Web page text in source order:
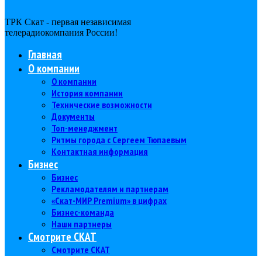
ТРК Скат - первая независимая
телерадиокомпания Роcсии!
Главная
О компании
О компании
История компании
Технические возможности
Документы
Топ-менеджмент
Ритмы города с Сергеем Тюпаевым
Контактная информация
Бизнес
Бизнес
Рекламодателям и партнерам
«Скат-МИР Premium» в цифрах
Бизнес-команда
Наши партнеры
Смотрите СКАТ
Смотрите СКАТ